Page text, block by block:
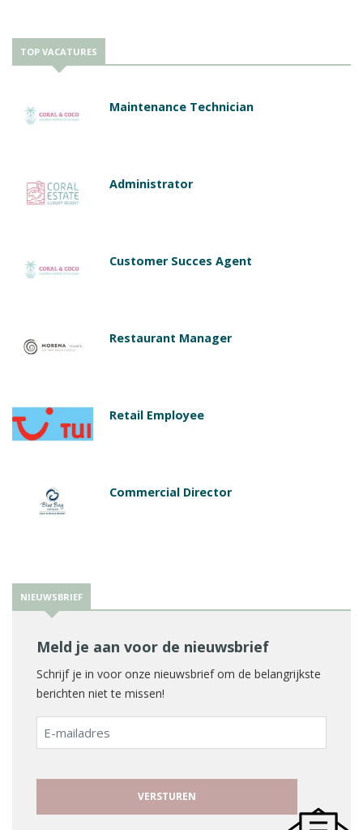
TOP VACATURES
Maintenance Technician
Administrator
Customer Succes Agent
Restaurant Manager
Retail Employee
Commercial Director
NIEUWSBRIEF
Meld je aan voor de nieuwsbrief
Schrijf je in voor onze nieuwsbrief om de belangrijkste
berichten niet te missen!
E-
mailadres